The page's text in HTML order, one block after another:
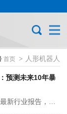
首页 > 人形机器人
预测未来10年暴